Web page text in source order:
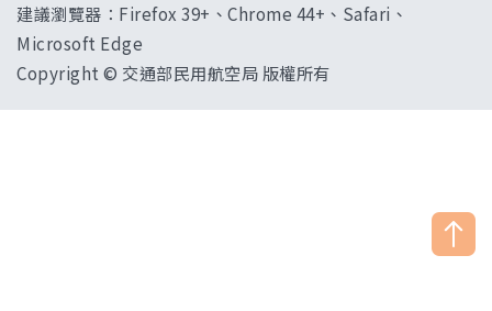
建議瀏覽器：Firefox 39+、Chrome 44+、Safari、
Microsoft Edge
Copyright © 交通部民用航空局 版權所有